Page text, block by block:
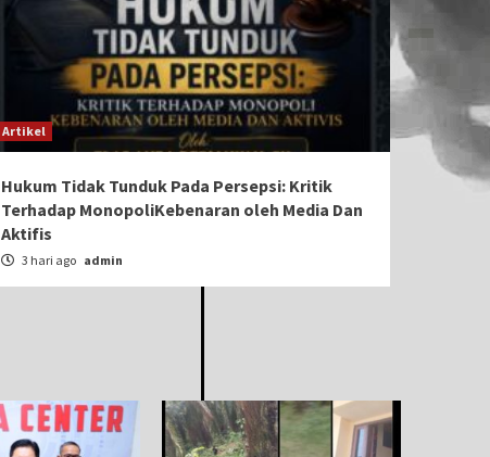
Artikel
Hukum Tidak Tunduk Pada Persepsi: Kritik
Terhadap MonopoliKebenaran oleh Media Dan
Aktifis
3 hari ago admin